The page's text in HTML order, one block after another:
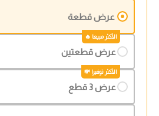
عرض قطعة
عرض قطعتين
عرض 3 قطع